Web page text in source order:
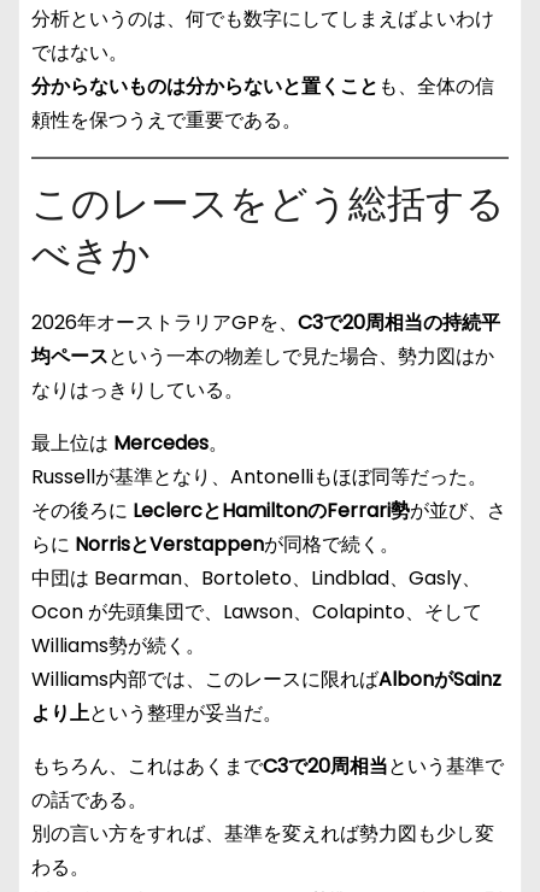
分析というのは、何でも数字にしてしまえばよいわけ
ではない。
分からないものは分からないと置くこと も、全体の信
頼性を保つうえで重要である。
このレースをどう総括する
べきか
2026年オーストラリアGPを、 C3で20周相当の持続平
均ペースという一本の物差しで見た場合、勢力図はか
なりはっきりしている。
最上位は Mercedes。
Russellが基準となり、Antonelliもほぼ同等だった。
その後ろに LeclercとHamiltonのFerrari勢が並び、さ
らに NorrisとVerstappenが同格で続く。
中団は Bearman、Bortoleto、Lindblad、Gasly、
Ocon が先頭集団で、Lawson、Colapinto、そして
Williams勢が続く。
Williams内部では、このレースに限ればAlbonがSainz
より上という整理が妥当だ。
もちろん、これはあくまでC3で20周相当という基準で
の話である。
別の言い方をすれば、基準を変えれば勢力図も少し変
わる。